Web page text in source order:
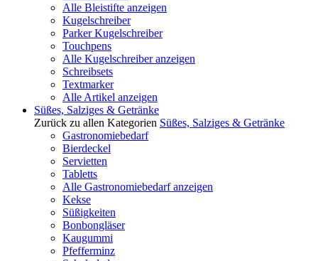
Alle Bleistifte anzeigen
Kugelschreiber
Parker Kugelschreiber
Touchpens
Alle Kugelschreiber anzeigen
Schreibsets
Textmarker
Alle Artikel anzeigen
Süßes, Salziges & Getränke
Zurück zu allen Kategorien Süßes, Salziges & Getränke
Gastronomiebedarf
Bierdeckel
Servietten
Tabletts
Alle Gastronomiebedarf anzeigen
Kekse
Süßigkeiten
Bonbongläser
Kaugummi
Pfefferminz